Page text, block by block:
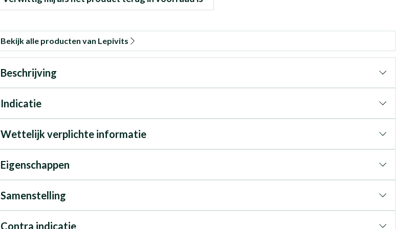
Bekijk alle producten van Lepivits
Beschrijving
Indicatie
Wettelijk verplichte informatie
Eigenschappen
Samenstelling
Contra indicatie